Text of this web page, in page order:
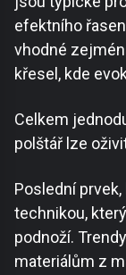
efektního
vhodné
křesel, kde
Celkem
polštář lze
Poslední
technikou,
podnoží.
materiálům z